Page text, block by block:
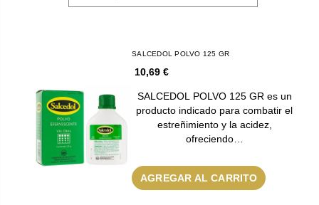
SALCEDOL POLVO 125 GR
10,69 €
SALCEDOL POLVO 125 GR es un
producto indicado para combatir el
estreñimiento y la acidez,
ofreciendo…
AGREGAR AL CARRITO